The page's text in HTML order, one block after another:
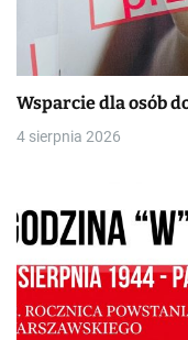
Wsparcie dla osób
4 sierpnia 2026